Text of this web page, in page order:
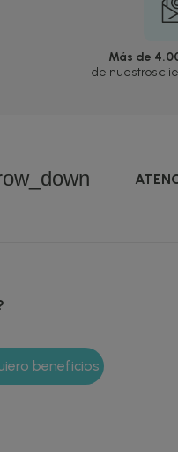
Más de
de nuestros